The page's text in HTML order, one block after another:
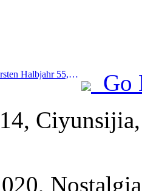
Prev:Hainan empfing im ersten Halbjahr 55,2129 Millionen Touristen
Go